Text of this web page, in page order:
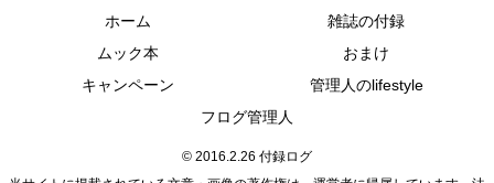
ホーム
雑誌の付録
ムック本
おまけ
キャンペーン
管理人のlifestyle
フログ管理人
© 2016.2.26 付録ログ